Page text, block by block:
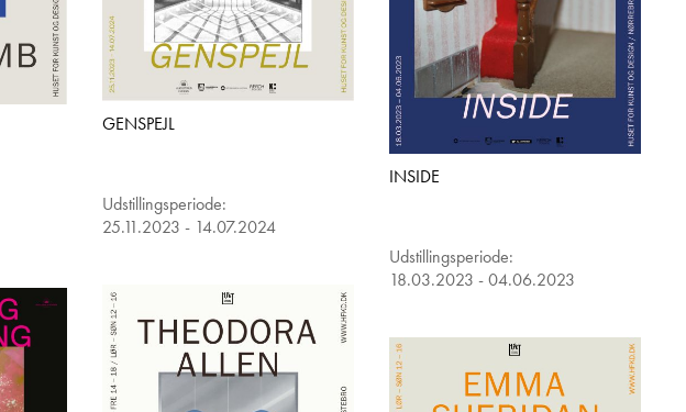
GENSPEJL
Udstillingsperiode:
25.11.2023 - 14.07.2024
INSIDE
Udstillingsperiode:
18.03.2023 - 04.06.2023